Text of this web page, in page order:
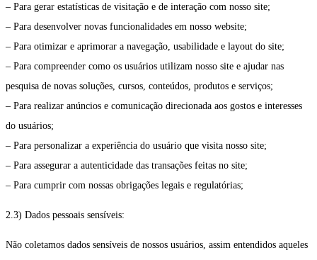
– Para gerar estatísticas de visitação e de interação com nosso site;
– Para desenvolver novas funcionalidades em nosso website;
– Para otimizar e aprimorar a navegação, usabilidade e layout do site;
– Para compreender como os usuários utilizam nosso site e ajudar nas
pesquisa de novas soluções, cursos, conteúdos, produtos e serviços;
– Para realizar anúncios e comunicação direcionada aos gostos e interesses
do usuários;
– Para personalizar a experiência do usuário que visita nosso site;
– Para assegurar a autenticidade das transações feitas no site;
– Para cumprir com nossas obrigações legais e regulatórias;
2.3) Dados pessoais sensíveis:
Não coletamos dados sensíveis de nossos usuários, assim entendidos aqueles